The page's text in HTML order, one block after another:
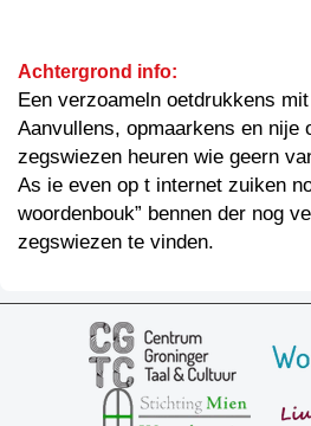
Achtergrond info:
Een verzoameln oetdrukkens
Aanvullens, opmaarkens en nije
zegswiezen heuren wie geern
As ie even op t internet zuiken
woordenbouk” bennen der nog
zegswiezen te vinden.